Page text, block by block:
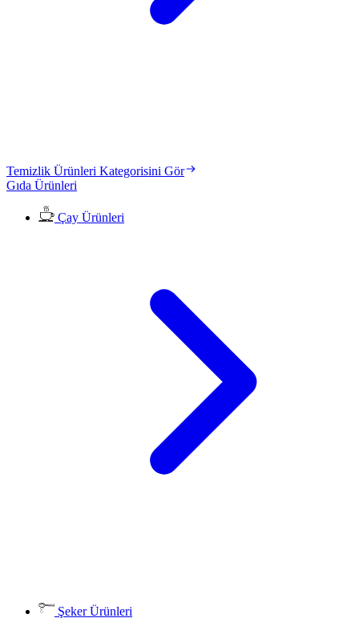
Temizlik Ürünleri Kategorisini Gör
Gıda Ürünleri
Çay Ürünleri
Şeker Ürünleri